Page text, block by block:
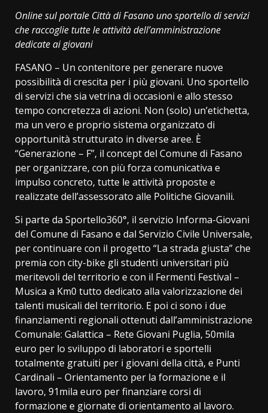
Online sul portale Città di Fasano uno sportello di servizi
che raccoglie tutte le attività dell’amministrazione
dedicate ai giovani
FASANO – Un contenitore per generare nuove
possibilità di crescita per i più giovani. Uno sportello
di servizi che sia vetrina di occasioni e allo stesso
tempo concretezza di azioni. Non (solo) un’etichetta,
ma un vero e proprio sistema organizzato di
opportunità strutturato in diverse aree. È
“Generazione – F”, il concept del Comune di Fasano
per organizzare, con più forza comunicativa e
impulso concreto, tutte le attività proposte e
realizzate dell’assessorato alle Politiche Giovanili.
Si parte da Sportello360°, il servizio Informa-Giovani
del Comune di Fasano e dal Servizio Civile Universale,
per continuare con il progetto “La strada giusta” che
premia con city-bike gli studenti universitari più
meritevoli del territorio e con il Fermenti Festival –
Musica a Km0 tutto dedicato alla valorizzazione dei
talenti musicali del territorio. E poi ci sono i due
finanziamenti regionali ottenuti dall’amministrazione
Comunale: Galattica – Rete Giovani Puglia, 50mila
euro per lo sviluppo di laboratori e sportelli
totalmente gratuiti per i giovani della città, e Punti
Cardinali – Orientamento per la formazione e il
lavoro, 91mila euro per finanziare corsi di
formazione e giornate di orientamento al lavoro.